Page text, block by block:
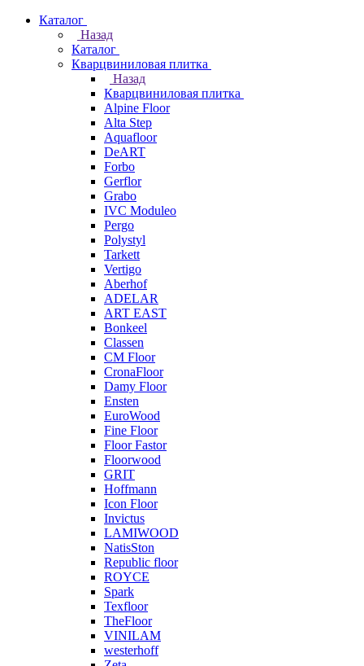
Каталог
Назад
Каталог
Кварцвиниловая плитка
Назад
Кварцвиниловая плитка
Alpine Floor
Alta Step
Aquafloor
DeART
Forbo
Gerflor
Grabo
IVC Moduleo
Pergo
Polystyl
Tarkett
Vertigo
Aberhof
ADELAR
ART EAST
Bonkeel
Classen
CM Floor
CronaFloor
Damy Floor
Ensten
EuroWood
Fine Floor
Floor Fastor
Floorwood
GRIT
Hoffmann
Icon Floor
Invictus
LAMIWOOD
NatisSton
Republic floor
ROYCE
Spark
Texfloor
TheFloor
VINILAM
westerhoff